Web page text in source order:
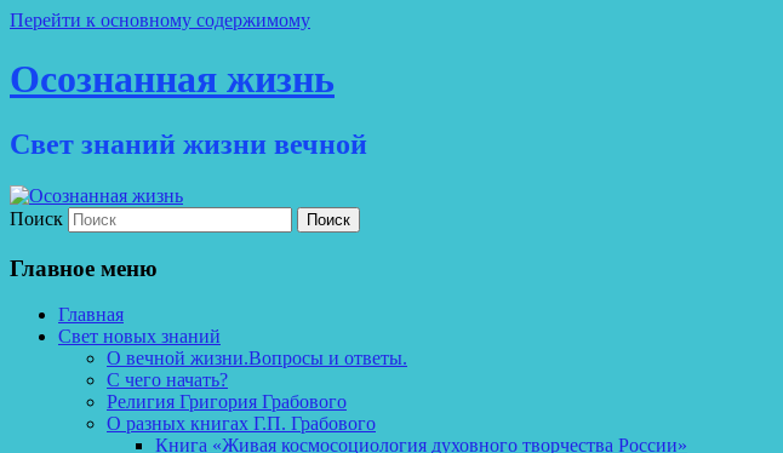
Перейти к основному содержимому
Осознанная жизнь
Свет знаний жизни вечной
Поиск
Главное меню
Главная
Свет новых знаний
О вечной жизни.Вопросы и ответы.
С чего начать?
Религия Григория Грабового
О разных книгах Г.П. Грабового
Книга «Живая космосоциология духовного творчества России»